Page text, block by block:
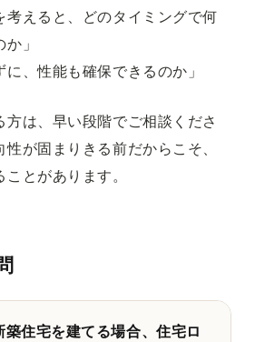
考えると、どのタイミングで何
」
に、性能も確保できるのか」
方は、早い段階でご相談くださ
が固まりきる前だからこそ、
とがあります。
住宅を建てる場合、住宅ロ